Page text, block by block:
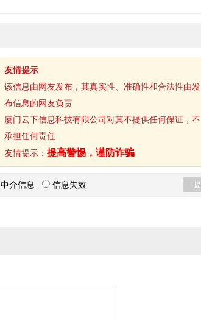
友情提示
该信息由网友发布，其真实性、准确性和合法性由发
布信息的网友负责
厦门云下信息科技有限公司对其不提供任何保证，不
承担任何责任
友情提示： 提高警惕，谨防诈骗
中介信息 信息失效